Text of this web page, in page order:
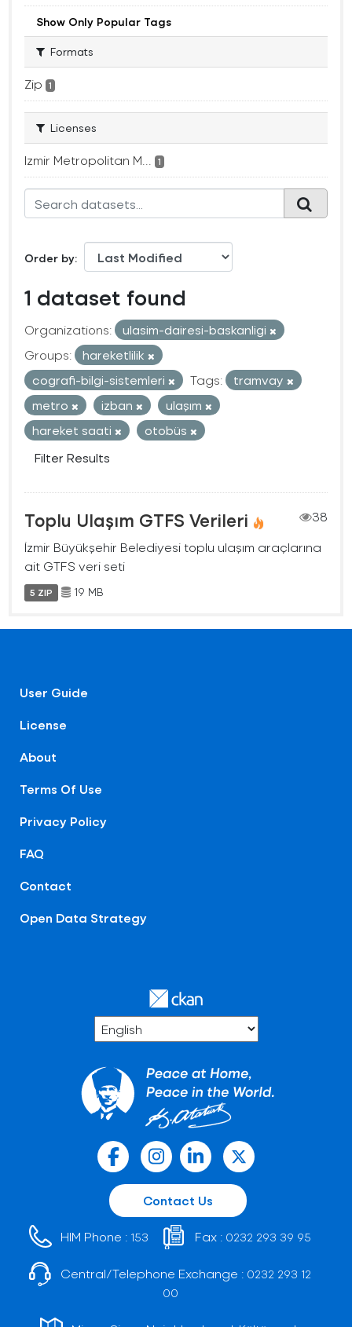
Show Only Popular Tags
Formats
Zip 1
Licenses
Izmir Metropolitan M... 1
Order by
1 dataset found
Organizations:
ulasim-dairesi-baskanligi
Groups:
hareketlilik
cografi-bilgi-sistemleri
Tags:
tramvay
metro
izban
ulaşım
hareket saati
otobüs
Filter Results
Toplu Ulaşım GTFS Verileri
38
İzmir Büyükşehir Belediyesi toplu ulaşım araçlarına
ait GTFS veri seti
5 ZIP 19 MB
User Guide
License
About
Terms Of Use
Privacy Policy
FAQ
Contact
Open Data Strategy
Contact Us
HIM Phone : 153 Fax : 0232 293 39 95
Central/Telephone Exchange : 0232 293 12
00